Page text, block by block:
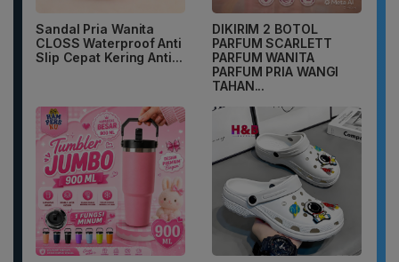
Sandal Pria Wanita
CLOSS Waterproof Anti
Slip Cepat Kering Anti...
DIKIRIM 2 BOTOL
PARFUM SCARLETT
PARFUM WANITA
PARFUM PRIA WANGI
TAHAN...